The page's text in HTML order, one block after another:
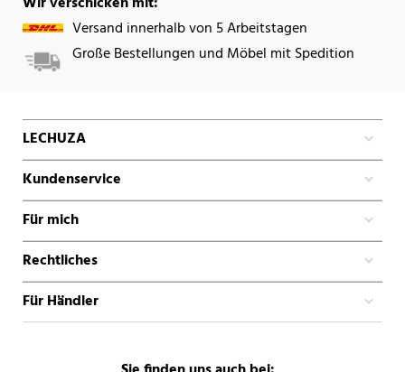
Versand innerhalb von 5 Arbeitstagen
Große Bestellungen und Möbel mit Spedition
LECHUZA
Kundenservice
Für mich
Rechtliches
Für Händler